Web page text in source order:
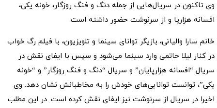
وی تاکنون در سریال‌هایی از جمله دنگ و فنگ روزگار، خونه یکی،
افسانه هزارپا و از سرنوشت حضور داشته است.
خانم سارا والیانی، بازیگر توانای سینما و تلویزیون، با فیلم رگ خواب
در کنار لیلا حاتمی وارد سینما می‌شود و سپس با ایفای نقش در
سریال “افسانه هزارپایان” و سریال “دنگ و فنگ روزگار” و “خونه
یکی”، توانست توانایی‌های خودش را به مخاطبانش نشان دهد. وی
اخیرا در سریال از سرنوشت نیز ایفای نقش کرده است. در این مطلب